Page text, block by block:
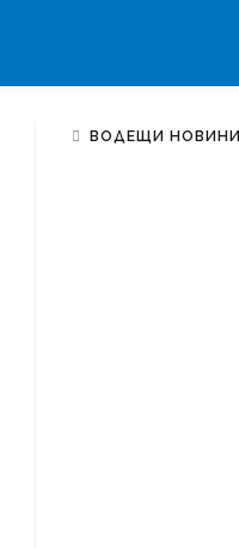
ВОДЕЩИ НОВИНИ